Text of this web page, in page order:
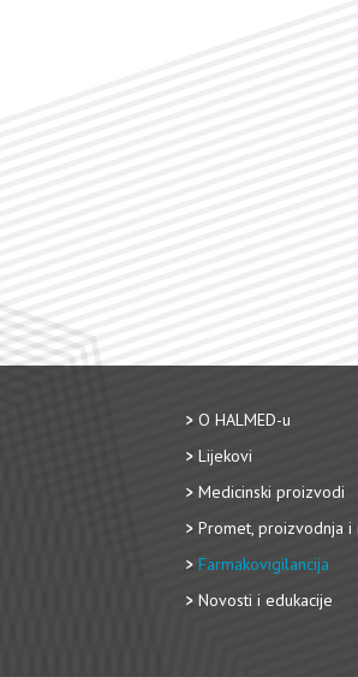
O HALMED-u
Lijekovi
Medicinski proizvodi
Promet, proizvodnja i
Farmakovigilancija
Novosti i edukacije